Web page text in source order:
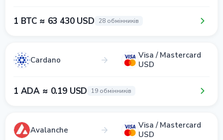
1 BTC ≈ 63 430 USD 28 обмінників
Cardano
Visa / Mastercard
USD
1 ADA ≈ 0.19 USD 19 обмінників
Avalanche
Visa / Mastercard
USD